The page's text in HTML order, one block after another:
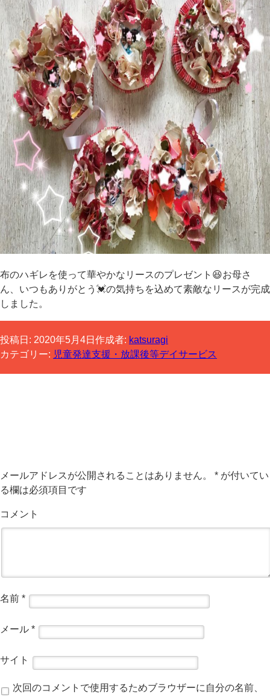
布のハギレを使って華やかなリースのプレゼント😆お母さ
ん、いつもありがとう💓の気持ちを込めて素敵なリースが完成
しました。
投稿日: 2020年5月4日 作成者: katsuragi
カテゴリー: 児童発達支援・放課後等デイサービス
メールアドレスが公開されることはありません。 * が付いてい
る欄は必須項目です
コメント
名前 *
メール *
サイト
次回のコメントで使用するためブラウザーに自分の名前、